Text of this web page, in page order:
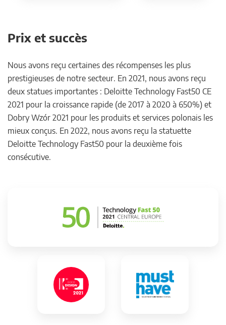
Prix et succès
Nous avons reçu certaines des récompenses les plus
prestigieuses de notre secteur. En 2021, nous avons reçu
deux statues importantes : Deloitte Technology Fast50 CE
2021 pour la croissance rapide (de 2017 à 2020 à 650%) et
Dobry Wzór 2021 pour les produits et services polonais les
mieux conçus. En 2022, nous avons reçu la statuette
Deloitte Technology Fast50 pour la deuxième fois
consécutive.